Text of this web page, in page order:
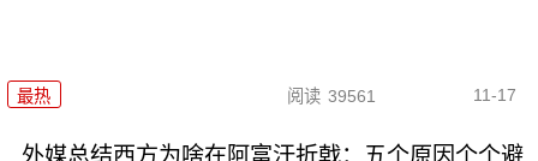
最热 阅读 39561 11-17
外媒总结西方为啥在阿富汗折戟：五个原因个个避